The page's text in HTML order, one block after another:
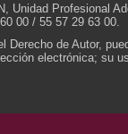
Unidad Profesional
00 / 55 57 29 63 00.
de Autor,
electrónica; su